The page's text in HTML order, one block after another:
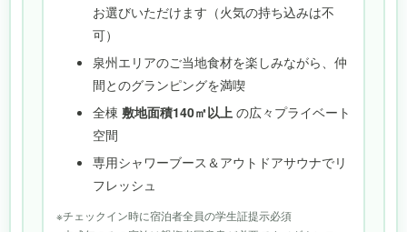
お選びいただけます（火気の持ち込みは不
可）
泉州エリアのご当地食材を楽しみながら、仲
間とのグランピングを満喫
全棟 敷地面積140㎡以上 の広々プライベート
空間
専用シャワーブース＆アウトドアサウナでリ
フレッシュ
※チェックイン時に宿泊者全員の学生証提示必須